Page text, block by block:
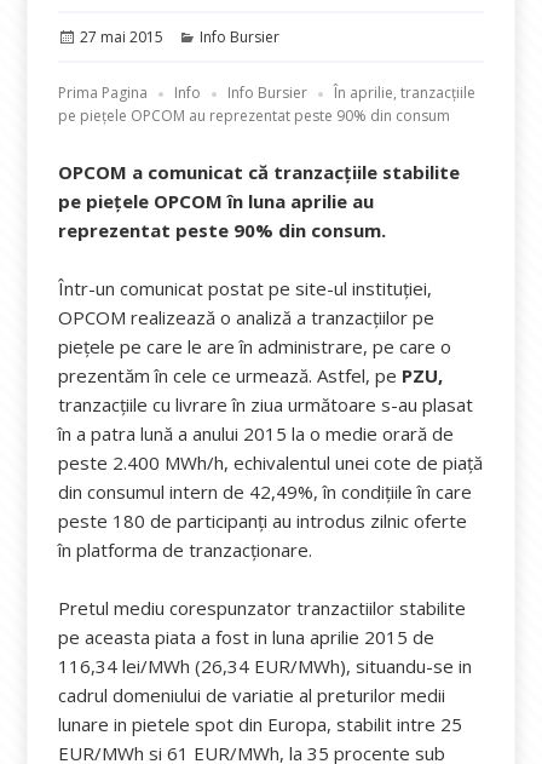
Publicat
27 mai 2015 Categorii
Info Bursier
Prima Pagina Info Info Bursier
În aprilie, tranzacțiile
pe piețele OPCOM au reprezentat peste 90% din consum
OPCOM a comunicat că tranzacțiile stabilite
pe piețele OPCOM în luna aprilie au
reprezentat peste 90% din consum.
Într-un comunicat postat pe site-ul instituției,
OPCOM realizează o analiză a tranzacțiilor pe
piețele pe care le are în administrare, pe care o
prezentăm în cele ce urmează. Astfel, pe PZU,
tranzacțiile cu livrare în ziua următoare s-au plasat
în a patra lună a anului 2015 la o medie orară de
peste 2.400 MWh/h, echivalentul unei cote de piață
din consumul intern de 42,49%, în condițiile în care
peste 180 de participanți au introdus zilnic oferte
în platforma de tranzacționare.
Pretul mediu corespunzator tranzactiilor stabilite
pe aceasta piata a fost in luna aprilie 2015 de
116,34 lei/MWh (26,34 EUR/MWh), situandu-se in
cadrul domeniului de variatie al preturilor medii
lunare in pietele spot din Europa, stabilit intre 25
EUR/MWh si 61 EUR/MWh, la 35 procente sub